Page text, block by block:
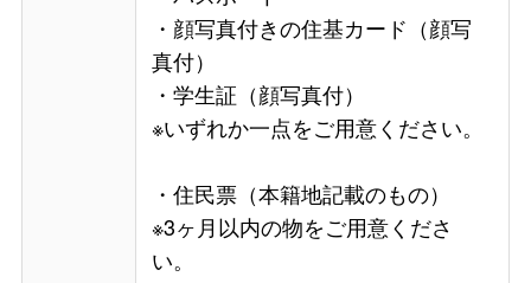
・顔写真付きの住基カード（顔写
真付）
・学生証（顔写真付）
※いずれか一点をご用意ください。
・住民票（本籍地記載のもの）
※3ヶ月以内の物をご用意くださ
い。